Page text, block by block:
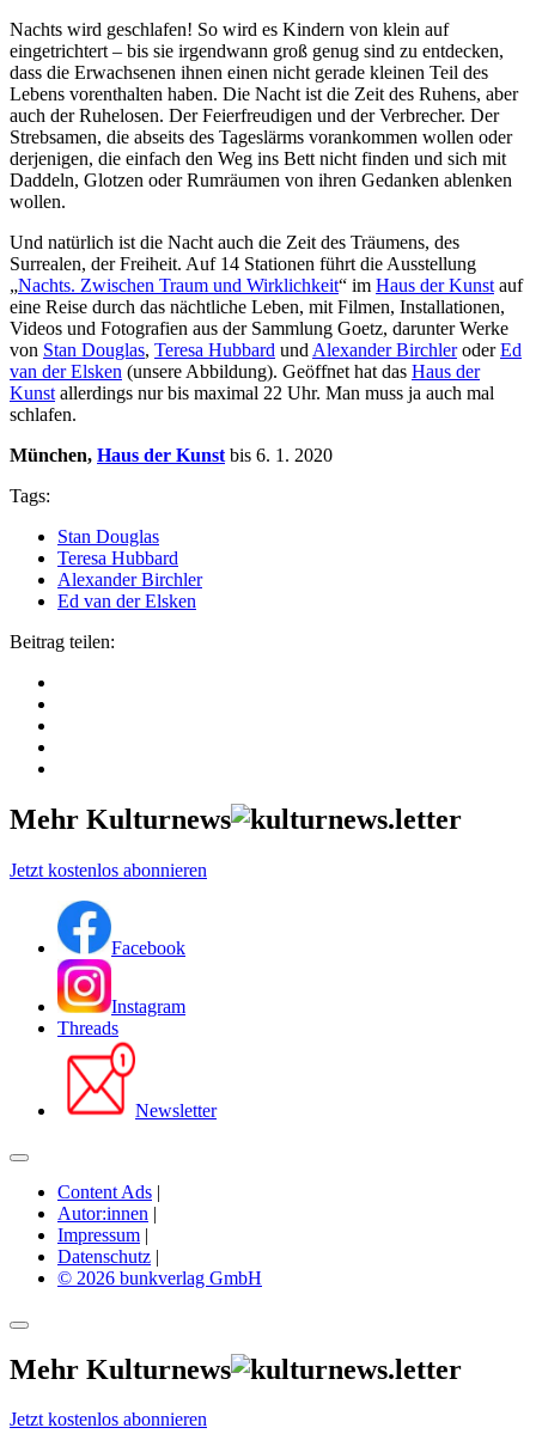
Nachts wird geschlafen! So wird es Kindern von klein auf
eingetrichtert – bis sie irgendwann groß genug sind zu entdecken,
dass die Erwachsenen ihnen einen nicht gerade kleinen Teil des
Lebens vorenthalten haben. Die Nacht ist die Zeit des Ruhens, aber
auch der Ruhelosen. Der Feierfreudigen und der Verbrecher. Der
Strebsamen, die abseits des Tageslärms vorankommen wollen oder
derjenigen, die einfach den Weg ins Bett nicht finden und sich mit
Daddeln, Glotzen oder Rumräumen von ihren Gedanken ablenken
wollen.
Und natürlich ist die Nacht auch die Zeit des Träumens, des
Surrealen, der Freiheit. Auf 14 Stationen führt die Ausstellung
„Nachts. Zwischen Traum und Wirklichkeit“ im Haus der Kunst auf
eine Reise durch das nächtliche Leben, mit Filmen, Installationen,
Videos und Fotografien aus der Sammlung Goetz, darunter Werke
von Stan Douglas, Teresa Hubbard und Alexander BirchleroderEd
van der Elsken (unsere Abbildung). Geöffnet hat das Haus der
Kunst allerdings nur bis maximal 22 Uhr. Man muss ja auch mal
schlafen.
München, Haus der Kunst bis 6. 1. 2020
Tags:
Stan Douglas
Teresa Hubbard
Alexander Birchler
Ed van der Elsken
Beitrag teilen:
Mehr Kulturnews
Jetzt kostenlos abonnieren
Facebook
Instagram
Threads
Newsletter
Content Ads |
Autor:innen |
Impressum |
Datenschutz |
© 2026 bunkverlag GmbH
Mehr Kulturnews
Jetzt kostenlos abonnieren